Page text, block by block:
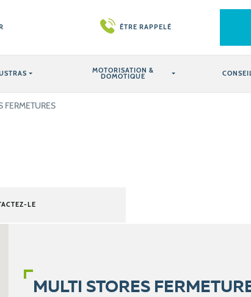
ÊTRE RAPPELÉ
MOTORISATION &
DOMOTIQUE
FERMETURES
LE
MULTI STORES